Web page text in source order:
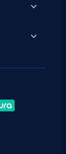
expand_more
expand_more